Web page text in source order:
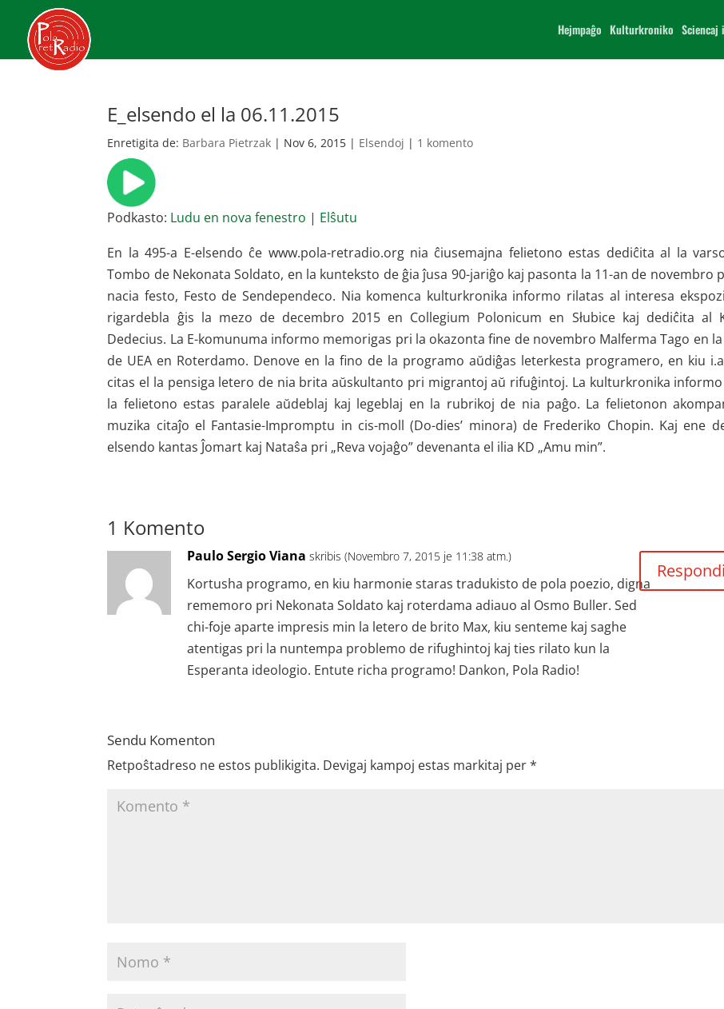
Hejmpaĝo Kulturkroniko Sciencaj
E_elsendo el la 06.11.2015
Enretigita de: Barbara Pietrzak | Nov 6, 2015 | Elsendoj | 1 komento
Podkasto: Ludu en nova fenestro | Elŝutu
En la 495-a E-elsendo ĉe www.pola-retradio.org nia ĉiusemajna felietono estas dediĉita al la
Tombo de Nekonata Soldato, en la kunteksto de ĝia ĵusa 90-jariĝo kaj pasonta la 11-an de novembro
nacia festo, Festo de Sendependeco. Nia komenca kulturkronika informo rilatas al interesa
rigardebla ĝis la mezo de decembro 2015 en Collegium Polonicum en Słubice kaj dediĉita al
Dedecius. La E-komunuma informo memorigas pri la okazonta fine de novembro Malferma Tago en la
de UEA en Roterdamo. Denove en la fino de la programo aŭdiĝas leterkesta programero, en kiu
citas el la pensiga letero de nia brita aŭskultanto pri migrantoj aŭ rifuĝintoj. La kulturkronika informo
la felietono estas paralele aŭdeblaj kaj legeblaj en la rubrikoj de nia paĝo. La felietonon
muzika citaĵo el Fantasie-Impromptu in cis-moll (Do-dies’ minora) de Frederiko Chopin. Kaj ene
elsendo kantas Ĵomart kaj Nataŝa pri „Reva vojaĝo” devenanta el ilia KD „Amu min”.
1 Komento
Paulo Sergio Viana skribis (Novembro 7, 2015 je 11:38 atm.)
Kortusha programo, en kiu harmonie staras tradukisto de pola poezio, digna
rememoro pri Nekonata Soldato kaj roterdama adiauo al Osmo Buller. Sed
chi-foje aparte impresis min la letero de brito Max, kiu senteme kaj saghe
atentigas pri la nuntempa problemo de rifughintoj kaj ties rilato kun la
Esperanta ideologio. Entute richa programo! Dankon, Pola Radio!
Respondi
Sendu Komenton
Retpoŝtadreso ne estos publikigita. Devigaj kampoj estas markitaj per*